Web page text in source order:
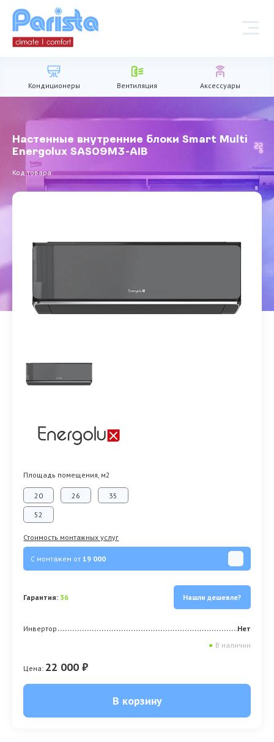
Кондиционеры Вентиляция Аксессуары
Настенные внутренние блоки Smart Multi
Energolux SAS09M3-AIB
Код товара:
Площадь помещения, м2
20 26 35
52
Стоимость монтажных услуг
С монтажем от19 000
Гарантия: 36 Нашли дешевле?
Инвертор
Нет
● В наличии
Цена: 22 000 ₽
В корзину